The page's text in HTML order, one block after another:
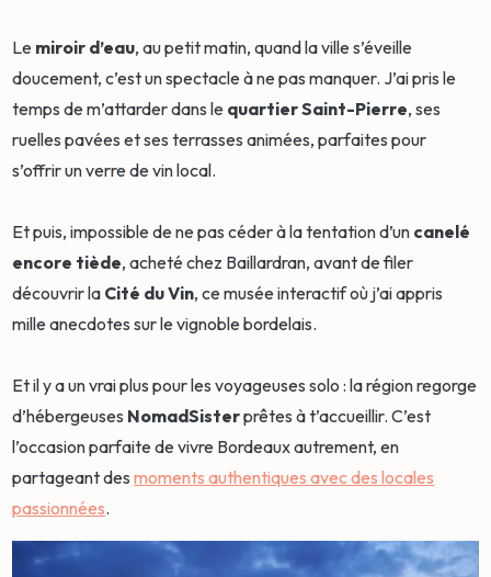
Le miroir d’eau, au petit matin, quand la ville s’éveille
doucement, c’est un spectacle à ne pas manquer. J’ai pris le
temps de m’attarder dans le quartier Saint-Pierre, ses
ruelles pavées et ses terrasses animées, parfaites pour
s’offrir un verre de vin local.
Et puis, impossible de ne pas céder à la tentation d’un canelé
encore tiède, acheté chez Baillardran, avant de filer
découvrir la Cité du Vin, ce musée interactif où j’ai appris
mille anecdotes sur le vignoble bordelais.
Et il y a un vrai plus pour les voyageuses solo : la région regorge
d’hébergeuses NomadSisterprêtes à t’accueillir. C’est
l’occasion parfaite de vivre Bordeaux autrement, en
partageant des moments authentiques avec des locales
passionnées.